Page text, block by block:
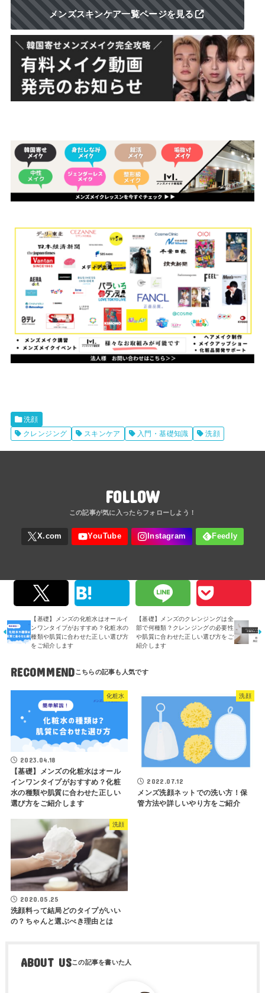
メンズスキンケア一覧ページを見る
洗顔
クレンジング
スキンケア 入門・基礎知識 洗顔
FOLLOW
【基礎】メンズの化粧水はオールイ
ンワンタイプがおすすめ？化粧水の
種類や肌質に合わせた正しい選び方
をご紹介します
【基礎】メンズのクレンジングは全
部で何種類？クレンジングの必要性
や肌質に合わせた正しい選び方をご
紹介します
RECOMMEND
化粧水
2023.04.18
【基礎】メンズの化粧水はオール
インワンタイプがおすすめ？化粧
水の種類や肌質に合わせた正しい
選び方をご紹介します
洗顔
2022.07.12
メンズ洗顔ネットでの洗い方！保
管方法や詳しいやり方をご紹介
洗顔
2020.05.25
洗顔料って結局どのタイプがいい
の？ちゃんと選ぶべき理由とは
ABOUT US